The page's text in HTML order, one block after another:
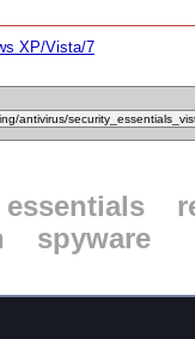
XP/Vista/7
essentials
spyware